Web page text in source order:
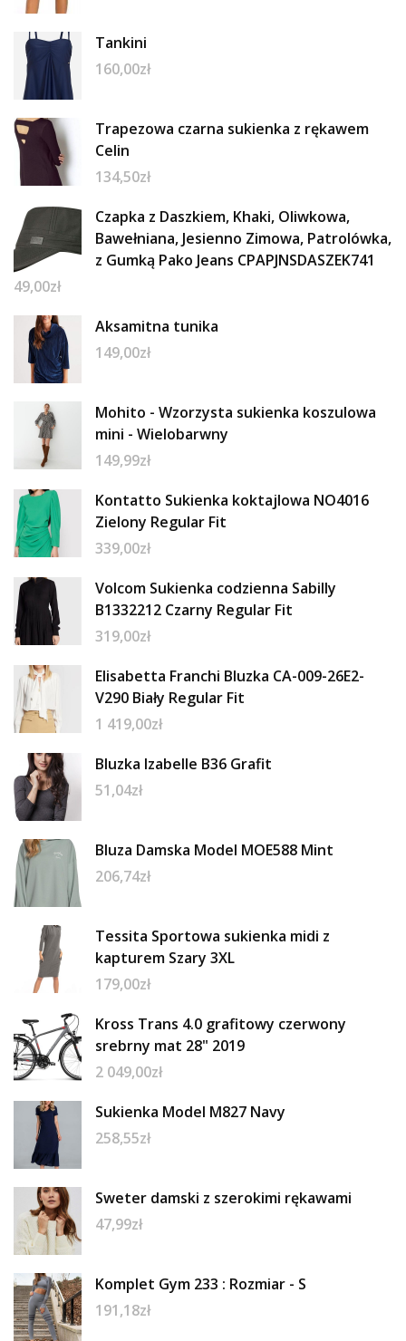
Tankini
160,00zł
Trapezowa czarna sukienka z rękawem
Celin
134,50zł
Czapka z Daszkiem, Khaki, Oliwkowa,
Bawełniana, Jesienno Zimowa, Patrolówka,
z Gumką Pako Jeans CPAPJNSDASZEK741
49,00zł
Aksamitna tunika
149,00zł
Mohito - Wzorzysta sukienka koszulowa
mini - Wielobarwny
149,99zł
Kontatto Sukienka koktajlowa NO4016
Zielony Regular Fit
339,00zł
Volcom Sukienka codzienna Sabilly
B1332212 Czarny Regular Fit
319,00zł
Elisabetta Franchi Bluzka CA-009-26E2-
V290 Biały Regular Fit
1 419,00zł
Bluzka Izabelle B36 Grafit
51,04zł
Bluza Damska Model MOE588 Mint
206,74zł
Tessita Sportowa sukienka midi z
kapturem Szary 3XL
179,00zł
Kross Trans 4.0 grafitowy czerwony
srebrny mat 28" 2019
2 049,00zł
Sukienka Model M827 Navy
258,55zł
Sweter damski z szerokimi rękawami
47,99zł
Komplet Gym 233 : Rozmiar - S
191,18zł